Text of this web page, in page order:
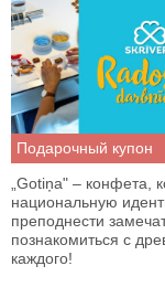
Подарочный купон
„Gotiņa" – конфета,
национальную
преподнести
познакомиться с
каждого!